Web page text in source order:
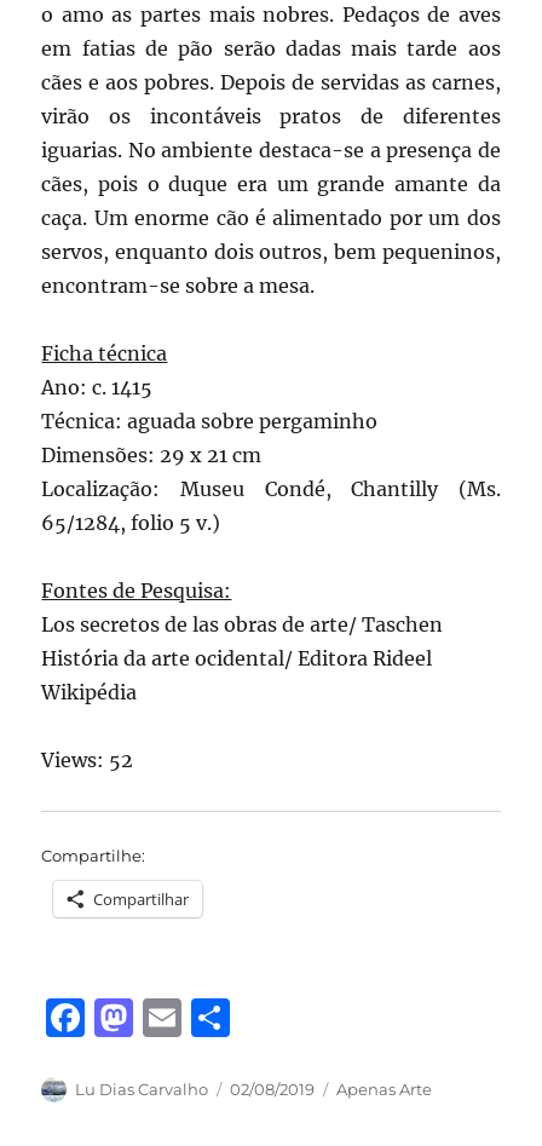
o amo as partes mais nobres. Pedaços de aves
em fatias de pão serão dadas mais tarde aos
cães e aos pobres. Depois de servidas as carnes,
virão os incontáveis pratos de diferentes
iguarias. No ambiente destaca-se a presença de
cães, pois o duque era um grande amante da
caça. Um enorme cão é alimentado por um dos
servos, enquanto dois outros, bem pequeninos,
encontram-se sobre a mesa.
Ficha técnica
Ano: c. 1415
Técnica: aguada sobre pergaminho
Dimensões: 29 x 21 cm
Localização: Museu Condé, Chantilly (Ms.
65/1284, folio 5 v.)
Fontes de Pesquisa:
Los secretos de las obras de arte/ Taschen
História da arte ocidental/ Editora Rideel
Wikipédia
Views: 52
Compartilhe:
Compartilhar
F
c
M
st
E
ai a
Autor
Lu Dias Carvalho
Publicado
02/08/2019 Categorias
Apenas Arte